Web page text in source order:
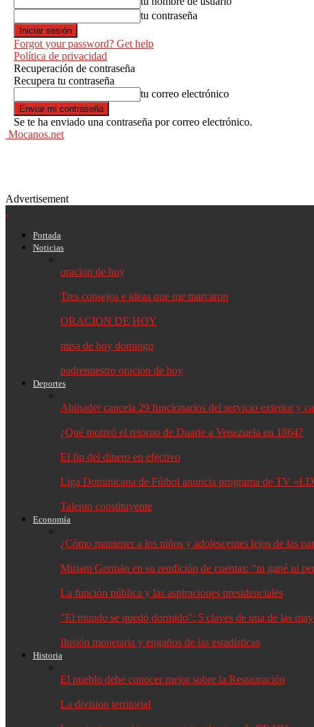
tu contraseña
Forgot your password? Get help
Política de privacidad
Recuperación de contraseña
Recupera tu contraseña
tu correo electrónico
Se te ha enviado una contraseña por correo electrónico.
Mocanos.net
Advertisement
Portada
Noticias
oracion de hoy
Tres consejos e ideas que me marcaron
ORACION DE HOY
misa de hoy domingo
padrenuestro oracion de hoy
Deportes
Abinader cancela 29 funcionarios del servicio exterior y
¿Qué motivó el retorno de Duarte a Venezuela en 1864?
El fin del dinero en efectivo
Liga Dominicana de Fútbol anuncia programa de TV
Talento constituyente
Economía
¿Cómo mantener a los niños y adolescentes lejos de las
Miriam Germán en su rendición de cuentas: “ni gané ni
La función pública y las aspiraciones presidenciales
"El mundo se quedó dormido": 5 claves de una de las
Ilusión monetaria y engaños de las estadísticas
Historia
El pueblo debe conocer mejor sobre la Restauración
La division territorial